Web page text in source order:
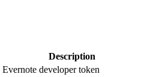
Description
Evernote developer token